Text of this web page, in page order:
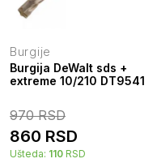
Burgije
Burgija DeWalt sds +
extreme 10/210 DT9541
970RSD
860 RSD
Ušteda: 110 RSD